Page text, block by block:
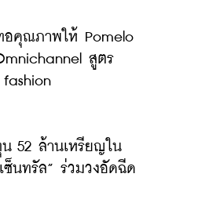
อคุณภาพให้ Pomelo
สูตร
52 ล้านเหรียญใน
ซ็นทรัล” ร่วมวงอัดฉีด